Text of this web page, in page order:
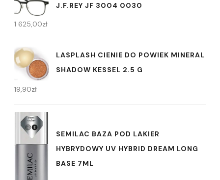
J.F.REY JF 3004 0030
1 625,00zł
LASPLASH CIENIE DO POWIEK MINERAL
SHADOW KESSEL 2.5 G
19,90zł
SEMILAC BAZA POD LAKIER
HYBRYDOWY UV HYBRID DREAM LONG
BASE 7ML